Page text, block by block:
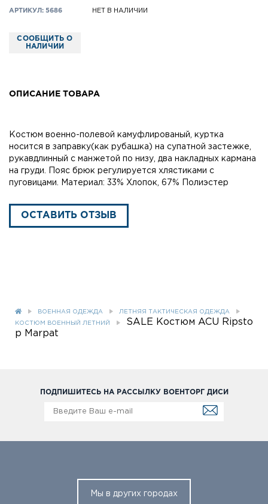
АРТИКУЛ: 5686 НЕТ В НАЛИЧИИ
СООБЩИТЬ О
НАЛИЧИИ
ОПИСАНИЕ ТОВАРА
Костюм военно-полевой камуфлированый, куртка
носится в заправку(как рубашка) на супатной застежке,
рукавдлинный с манжетой по низу, два накладных кармана
на груди. Пояс брюк регулируется хлястиками с
пуговицами. Материал: 33% Хлопок, 67% Полиэстер
ОСТАВИТЬ ОТЗЫВ
ВОЕННАЯ ОДЕЖДА ЛЕТНЯЯ ТАКТИЧЕСКАЯ ОДЕЖДА
КОСТЮМ ВОЕННЫЙ ЛЕТНИЙ
SALE Костюм ACU Ripsto
p Marpat
ПОДПИШИТЕСЬ НА РАССЫЛКУ ВОЕНТОРГ ДИСИ
Мы в других городах